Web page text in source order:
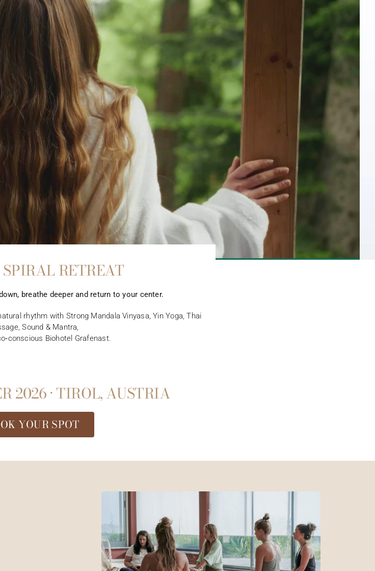
RETREAT
breathe deeper and return to your center.
rhythm with Strong Mandala Vinyasa, Yin Yoga, Thai
Sound & Mantra,
Biohotel Grafenast.
2026 · TIROL, AUSTRIA
YOUR SPOT